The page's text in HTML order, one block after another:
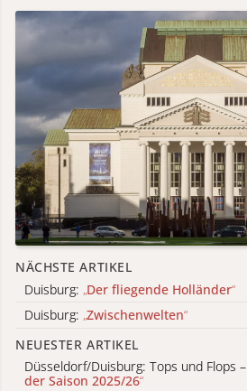
NÄCHSTE ARTIKEL
Duisburg: „Der fliegende Holländer“
Duisburg: „Zwischenwelten“
NEUESTER ARTIKEL
Düsseldorf/Duisburg: Tops und Flops –
der Saison 2025/26“